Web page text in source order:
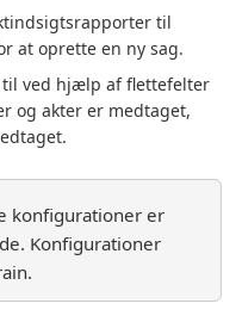
til
at oprette en ny sag.
ved hjælp af flettefelter
og akter er medtaget,
konfigurationer er
Konfigurationer